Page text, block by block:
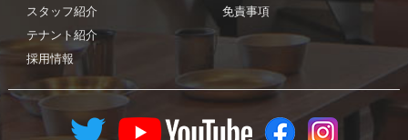
スタッフ紹介
テナント紹介
採用情報
免責事項